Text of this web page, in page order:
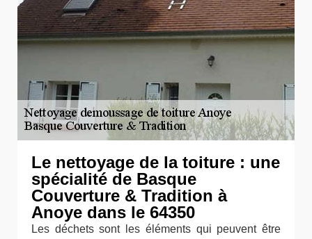
Le nettoyage de la toiture : une
spécialité de Basque
Couverture & Tradition à
Anoye dans le 64350
Les déchets sont les éléments qui peuvent être